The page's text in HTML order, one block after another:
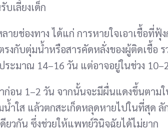
บเลี้ยงเด็ก
ายช่องทาง ได้แก่ การหายใจเอาเชื้อที่ฟุ้
งกับตุ่มน้ำหรือสารคัดหลั่งของผู้ติดเชื้อ
ะมาณ 14–16 วัน แต่อาจอยู่ในช่วง
ก่อน 1–2 วัน จากนั้นจะมีผื่นแดงขึ้นตา
น้ำใส แล้วตกสะเก็ดหลุดหายไปในที่สุด
ยวกัน ซึ่งช่วยให้แพทย์วินิจฉัยได้ไม่ยาก